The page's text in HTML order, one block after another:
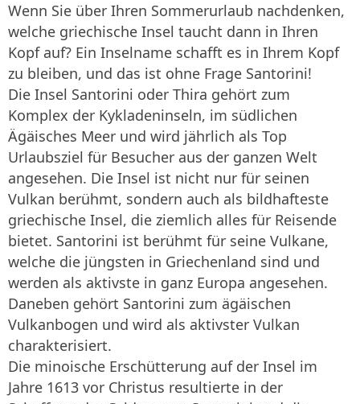
Wenn Sie über Ihren Sommerurlaub nachdenken,
welche griechische Insel taucht dann in Ihren
Kopf auf? Ein Inselname schafft es in Ihrem Kopf
zu bleiben, und das ist ohne Frage Santorini!
Die Insel Santorini oder Thira gehört zum
Komplex der Kykladeninseln, im südlichen
Ägäisches Meer und wird jährlich als Top
Urlaubsziel für Besucher aus der ganzen Welt
angesehen. Die Insel ist nicht nur für seinen
Vulkan berühmt, sondern auch als bildhafteste
griechische Insel, die ziemlich alles für Reisende
bietet. Santorini ist berühmt für seine Vulkane,
welche die jüngsten in Griechenland sind und
werden als aktivste in ganz Europa angesehen.
Daneben gehört Santorini zum ägäischen
Vulkanbogen und wird als aktivster Vulkan
charakterisiert.
Die minoische Erschütterung auf der Insel im
Jahre 1613 vor Christus resultierte in der